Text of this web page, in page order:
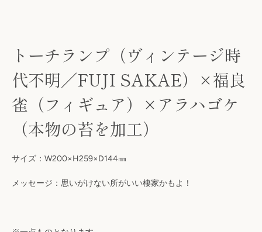
トーチランプ（ヴィンテージ時
代不明／FUJI SAKAE）×福良
雀（フィギュア）×アラハゴケ
（本物の苔を加工）
サイズ：W200×H259×D144㎜
メッセージ：思いがけない所がいい棲家かもよ！